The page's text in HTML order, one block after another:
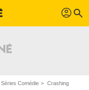
profil search
Séries Comédie Crashing